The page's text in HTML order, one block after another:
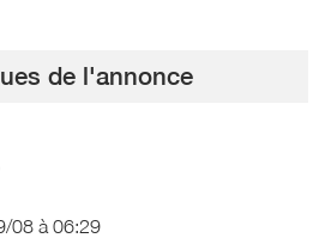
de l'annonce
08 à 06:29